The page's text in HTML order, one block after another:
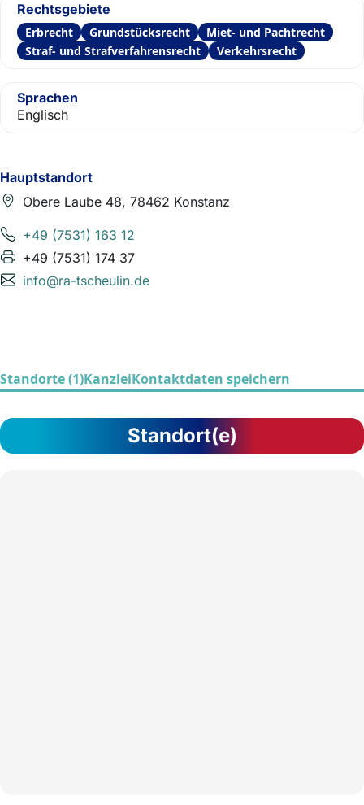
Hauptstandort
Obere Laube 48, 78462 Konstanz
+49 (7531) 163 12
+49 (7531) 174 37
info@ra-tscheulin.de
Rechtsgebiete
Erbrecht Grundstücksrecht
Miet- und Pachtrecht
Straf- und Strafverfahrensrecht
Verkehrsrecht
Sprachen
Englisch
Standorte (1)KanzleiKontaktdaten speichern
Standort(e)